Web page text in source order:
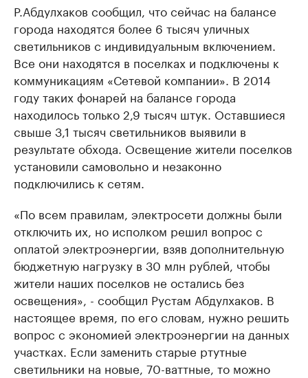
Р.Абдулхаков сообщил, что сейчас на балансе
города находятся более 6 тысяч уличных
светильников с индивидуальным включением.
Все они находятся в поселках и подключены к
коммуникациям «Сетевой компании». В 2014
году таких фонарей на балансе города
находилось только 2,9 тысяч штук. Оставшиеся
свыше 3,1 тысяч светильников выявили в
результате обхода. Освещение жители поселков
установили самовольно и незаконно
подключились к сетям.
«По всем правилам, электросети должны были
отключить их, но исполком решил вопрос с
оплатой электроэнергии, взяв дополнительную
бюджетную нагрузку в 30 млн рублей, чтобы
жители наших поселков не остались без
освещения», - сообщил Рустам Абдулхаков. В
настоящее время, по его словам, нужно решить
вопрос с экономией электроэнергии на данных
участках. Если заменить старые ртутные
светильники на новые, 70-ваттные, то можно